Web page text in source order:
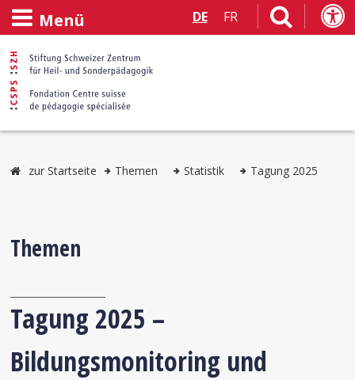
Menü DE FR
zur Startseite Themen Statistik Tagung 2025
Themen
Tagung 2025 –
Bildungsmonitoring und